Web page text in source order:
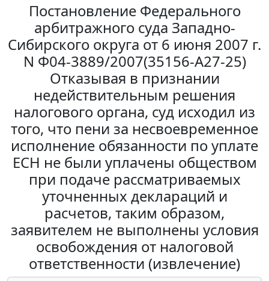
Постановление Федерального
арбитражного суда Западно-
Сибирского округа от 6 июня 2007 г.
N Ф04-3889/2007(35156-А27-25)
Отказывая в признании
недействительным решения
налогового органа, суд исходил из
того, что пени за несвоевременное
исполнение обязанности по уплате
ЕСН не были уплачены обществом
при подаче рассматриваемых
уточненных деклараций и
расчетов, таким образом,
заявителем не выполнены условия
освобождения от налоговой
ответственности (извлечение)